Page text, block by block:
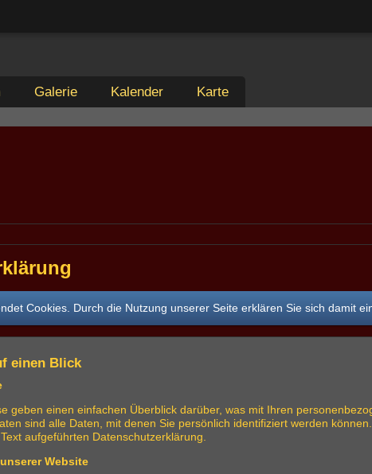
Galerie Kalender Karte
Cookies. Durch die Nutzung unserer Seite erklären Sie sich damit
einen Blick
geben einen einfachen Überblick darüber, was mit Ihren
sind alle Daten, mit denen Sie persönlich identifiziert werden
aufgeführten Datenschutzerklärung.
Website